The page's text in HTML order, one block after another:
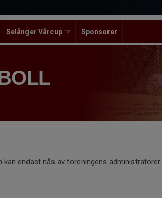
Selånger Vårcup Sponsorer
endast nås av föreningens administratörer.